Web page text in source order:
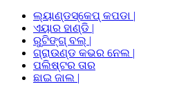
ଲ୍ୟାଣ୍ଡସ୍କେପ୍ କପଡା |
ଏୟାର ହାଣ୍ଡି |
ରୁଟିଙ୍ଗ୍ ବଲ୍ |
ଗ୍ରାଉଣ୍ଡ କଭର ନେଲ |
ପଲିଷ୍ଟର ତାର
ଛାଇ ଜାଲ |